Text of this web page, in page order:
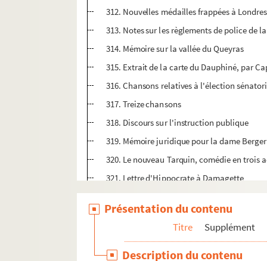
312. Nouvelles médailles frappées à Londres
313. Notes sur les règlements de police de
314. Mémoire sur la vallée du Queyras
315. Extrait de la carte du Dauphiné, par
316. Chansons relatives à l'élection
317. Treize chansons
318. Discours sur l'instruction publique
319. Mémoire juridique pour la dame
320. Le nouveau Tarquin, comédie en trois
321. Lettre d'Hippocrate à Damagette
322. Décisions diverses sur les droits
323. Table alphabétique du journal de
324. Souvenirs de la retraite de mon
325. Notes biographiques sur MM.
Présentation du contenu
Titre Supplément
Description du contenu